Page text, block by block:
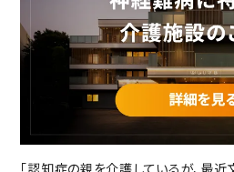
パーキン
NEWS・
お知ら
新着情報